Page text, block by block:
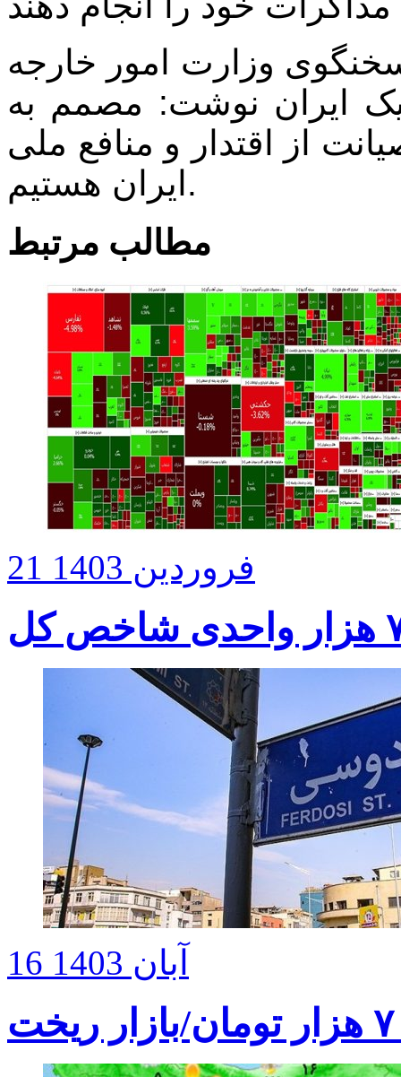
وزارت امور خارجه
ایران نوشت: مصمم به
از اقتدار و منافع ملی
ایران هستیم.
مطالب مرتبط
21 فروردین 1403
16 آبان 1403